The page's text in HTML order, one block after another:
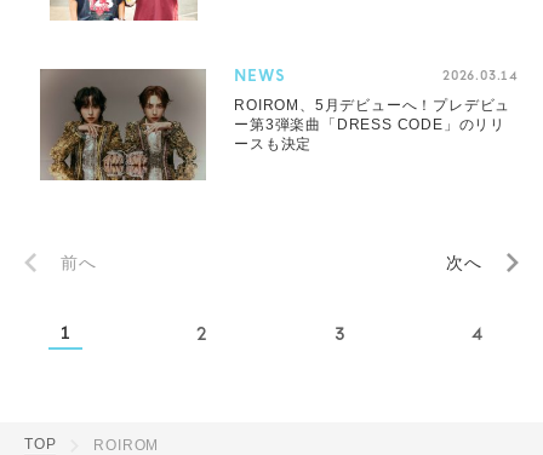
NEWS 2026.03.14
ROIROM、5月デビューへ！プレデビュ
ー第3弾楽曲「DRESS CODE」のリリ
ースも決定
前へ 次へ
1 2 3 4
TOP ROIROM